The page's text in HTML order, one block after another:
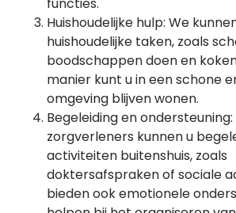
Huishoudelijke hulp: We
huishoudelijke taken, zoals
boodschappen doen en
manier kunt u in een schone
omgeving blijven wonen.
Begeleiding en ondersteuning:
zorgverleners kunnen u
activiteiten buitenshuis, zoals
doktersafspraken of sociale
bieden ook emotionele